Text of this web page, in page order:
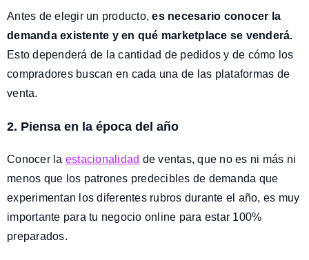
Antes de elegir un producto,es necesario conocer la
demanda existente y en qué marketplace se venderá.
Esto dependerá de la cantidad de pedidos y de cómo los
compradores buscan en cada una de las plataformas de
venta.
2. Piensa en la época del año
Conocer la estacionalidad de ventas, que no es ni más ni
menos que los patrones predecibles de demanda que
experimentan los diferentes rubros durante el año, es muy
importante para tu negocio online para estar 100%
preparados.